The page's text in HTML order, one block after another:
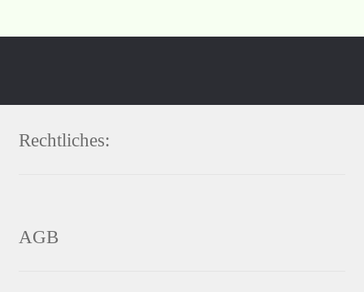
Rechtliches:
AGB